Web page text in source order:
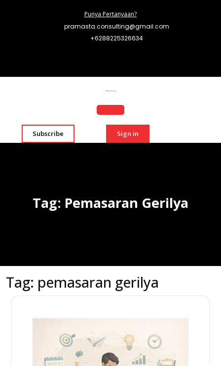
Punya Pertanyaan?
pramasta.consulting@gmail.com
+6288225326634
Pramasta Consulting
Subscribe Sign in
Tag: Pemasaran Gerilya
Tag: pemasaran gerilya